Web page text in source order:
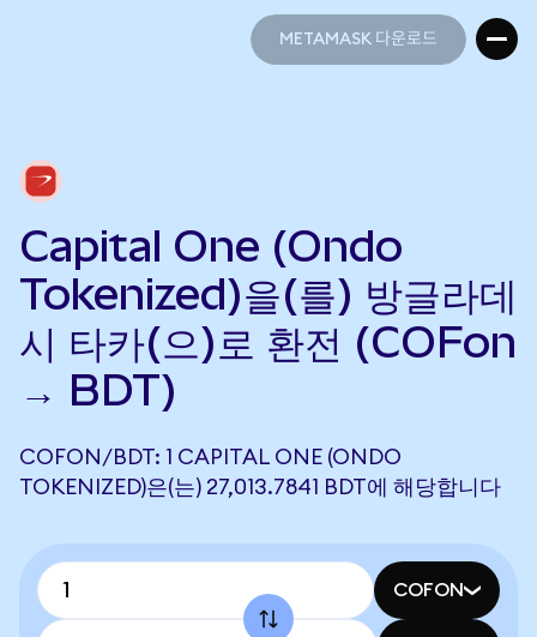
METAMASK 다운로드
Capital One (Ondo
Tokenized)을(를) 방글라데
시 타카(으)로 환전 (COFon
→ BDT)
COFON/BDT: 1 CAPITAL ONE (ONDO
TOKENIZED)은(는) 27,013.7841 BDT에 해당합니다
COFON